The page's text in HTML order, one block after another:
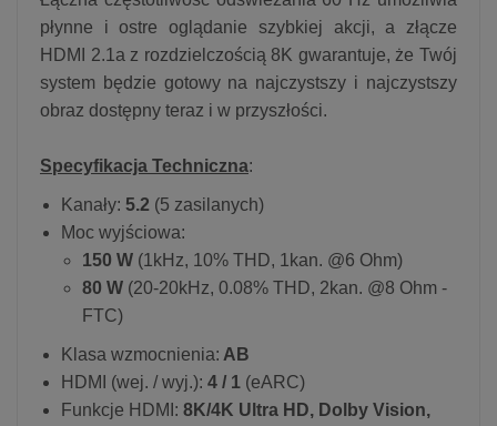
płynne i ostre oglądanie szybkiej akcji, a złącze
HDMI 2.1a z rozdzielczością 8K gwarantuje, że Twój
system będzie gotowy na najczystszy i najczystszy
obraz dostępny teraz i w przyszłości.
Specyfikacja Techniczna:
Kanały: 5.2 (5 zasilanych)
Moc wyjściowa:
150 W (1kHz, 10% THD, 1kan. @6 Ohm)
80 W (20-20kHz, 0.08% THD, 2kan. @8 Ohm -
FTC)
Klasa wzmocnienia: AB
HDMI (wej. / wyj.): 4 / 1 (eARC)
Funkcje HDMI: 8K/4K Ultra HD, Dolby Vision,